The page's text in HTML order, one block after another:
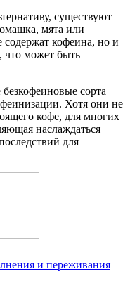
существуют
мята или
кофеина, но и
может быть
сорта
Хотя они не
кофе, для многих
наслаждаться
для
и переживания